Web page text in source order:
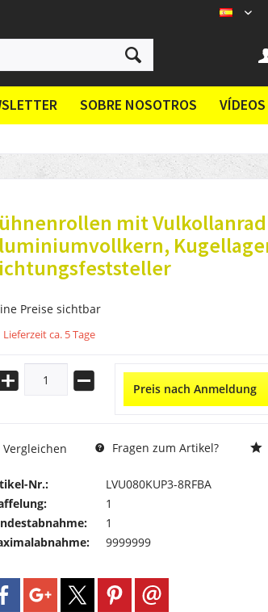
SOBRE NOSOTROS VÍDEOS
mit
Preise sichtbar
Lieferzeit ca. 5 Tage
Preis nach Anmeldung
Vergleichen Fragen zum Artikel?
Nr.:
LVU080KUP3-8RFBA
1
1
9999999